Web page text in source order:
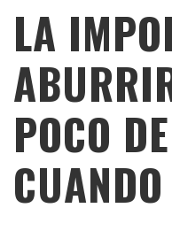
LA
POCO
CUANDO